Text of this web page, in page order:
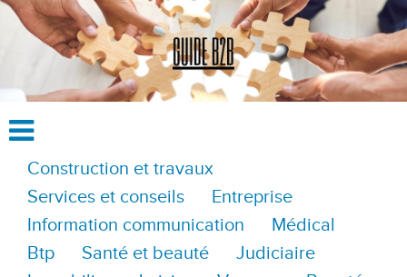
Construction et travaux
Services et conseils
Entreprise
Information communication
Médical
Btp
Santé et beauté
Judiciaire